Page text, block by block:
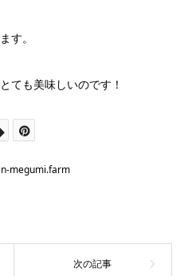
す。
ても美味しいのです！
megumi.farm